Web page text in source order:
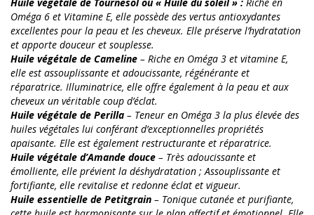
Oméga 6 et Vitamine E, elle possède des vertus antioxydantes
excellentes pour la peau et les cheveux. Elle préserve l’hydratation
et apporte douceur et souplesse.
Huile végétale de Cameline – Riche en Oméga 3 et vitamine E,
elle est assouplissante et adoucissante, régénérante et
réparatrice. Illuminatrice, elle offre également à la peau et aux
cheveux un véritable coup d’éclat.
Huile végétale de Perilla – Teneur en Oméga 3 la plus élevée des
huiles végétales lui conférant d’exceptionnelles propriétés
apaisante. Elle est également restructurante et réparatrice.
Huile végétale d’Amande douce – Très adoucissante et
émolliente, elle prévient la déshydratation ; Assouplissante et
fortifiante, elle revitalise et redonne éclat et vigueur.
Huile essentielle de Petitgrain – Tonique cutanée et purifiante,